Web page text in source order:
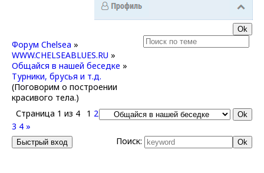
Форум Chelsea »
WWW.CHELSEABLUES.RU »
Общайся в нашей беседке »
Турники, брусья и т.д.
(Поговорим о построении
красивого тела.)
Страница 1 из 4 1 2
3 4 »
Поиск: